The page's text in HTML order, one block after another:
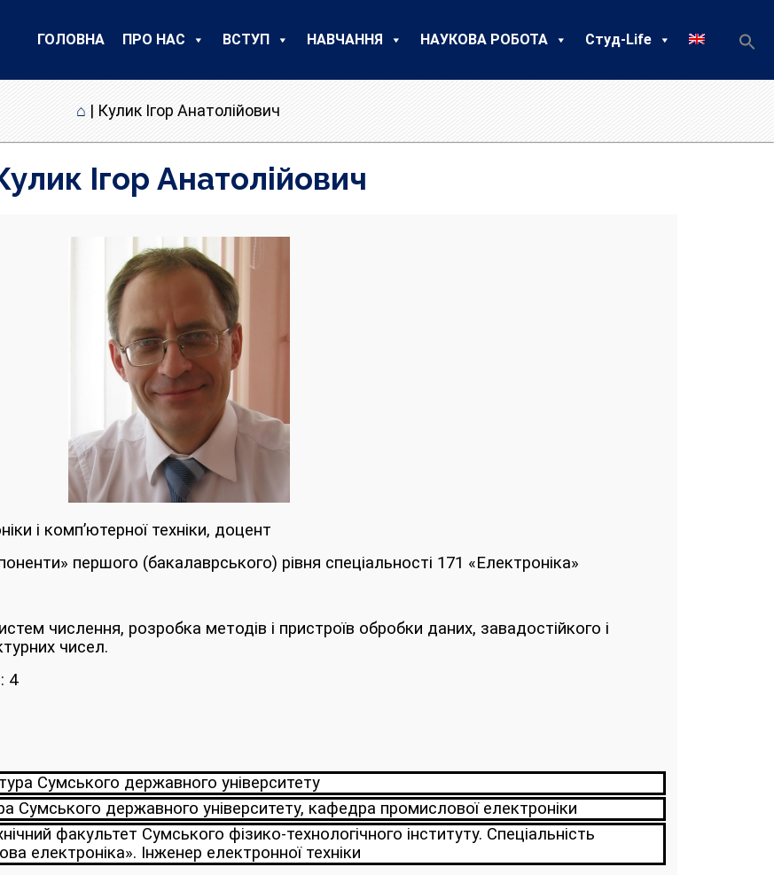
ГОЛОВНА ПРО НАС ВСТУП НАВЧАННЯ НАУКОВА РОБОТА Студ-Life
⌂ | Кулик Ігор Анатолійович
Ігор Анатолійович
і комп’ютерної техніки, доцент
першого (бакалаврського) рівня спеціальності 171 «Електроніка»
числення, розробка методів і пристроїв обробки даних, завадостійкого і
чисел.
4
Сумського державного університету
Сумського державного університету, кафедра промислової електроніки
факультет Сумського фізико-технологічного інституту. Спеціальність
електроніка». Інженер електронної техніки